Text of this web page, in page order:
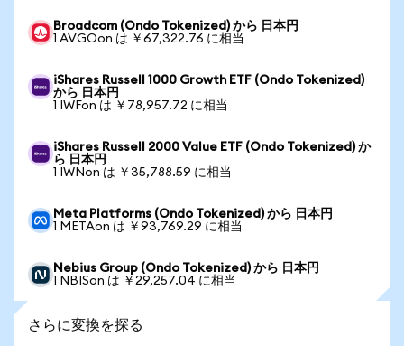
Broadcom (Ondo Tokenized) から 日本円
1 AVGOon は ￥67,322.76 に相当
iShares Russell 1000 Growth ETF (Ondo Tokenized)
から 日本円
1 IWFon は ￥78,957.72 に相当
iShares Russell 2000 Value ETF (Ondo Tokenized) か
ら 日本円
1 IWNon は ￥35,788.59 に相当
Meta Platforms (Ondo Tokenized) から 日本円
1 METAon は ￥93,769.29 に相当
Nebius Group (Ondo Tokenized) から 日本円
1 NBISon は ￥29,257.04 に相当
さらに変換を探る